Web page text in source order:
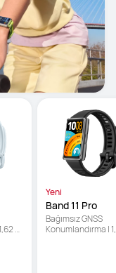
Yeni
Band 11 Pro
Bağımsız GNSS
Konumlandırma |